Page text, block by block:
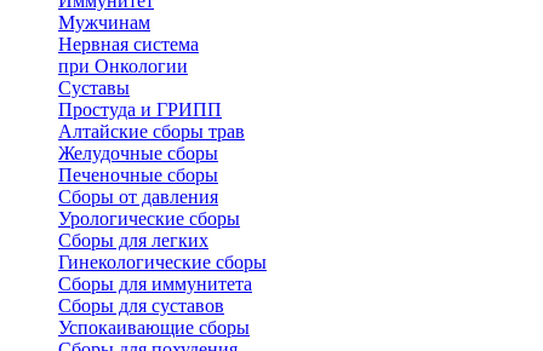
Мужчинам
Нервная система
при Онкологии
Суставы
Простуда и ГРИПП
Алтайские сборы трав
Желудочные сборы
Печеночные сборы
Сборы от давления
Урологические сборы
Сборы для легких
Гинекологические сборы
Сборы для иммунитета
Сборы для суставов
Успокаивающие сборы